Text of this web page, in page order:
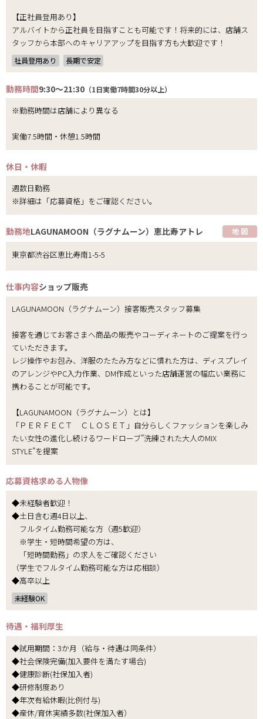
【正社員登用あり】
アルバイトから正社員を目指すことも可能です！将来的には、店舗ス
タッフから本部へのキャリアアップを目指す方も大歓迎です！
社員登用あり 長期で安定
勤務時間9:30～21:30 （1日実働7時間30分以上）
※勤務時間は店舗により異なる
実働7.5時間・休憩1.5時間
休日・休暇
週数日勤務
※詳細は「応募資格」をご確認ください。
勤務地LAGUNAMOON（ラグナムーン）恵比寿アトレ 地 図
東京都渋谷区恵比寿南1-5-5
仕事内容ショップ販売
LAGUNAMOON（ラグナムーン）接客販売スタッフ募集
接客を通じてお客さまへ商品の販売やコーディネートのご提案を行っ
ていただきます。
レジ操作やお包み、洋服のたたみ方などに慣れた方は、ディスプレイ
のアレンジやPC入力作業、DM作成といった店舗運営の幅広い業務に
携わることが可能です。
【LAGUNAMOON（ラグナムーン）とは】
「ＰＥＲＦＥＣＴ ＣＬＯＳＥＴ」自分らしくファッションを楽しみ
たい女性の進化し続けるワードローブ”洗練された大人のMIX
STYLE”を提案
応募資格求める人物像
◆未経験者歓迎！
◆土日含む週4日以上、
フルタイム勤務可能な方（週5歓迎）
※学生・短時間希望の方は、
「短時間勤務」の求人をご確認ください
（学生でフルタイム勤務可能な方は応相談）
◆高卒以上
未経験OK
待遇・福利厚生
◆試用期間：3か月（給与・待遇は同条件）
◆社会保険完備(加入要件を満たす場合)
◆健康診断(社保加入者)
◆研修制度あり
◆年次有給休暇(比例付与)
◆産休/育休実績多数(社保加入者）